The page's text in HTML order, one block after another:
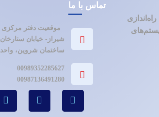
تماس با ما
موقعیت دفتر مرکزی
شیراز- خیابان ستارخان
ساختمان شروین، واحد 5
00989352285627
00987136491280